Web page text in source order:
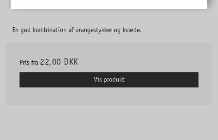
En god kombination af orangestykker og kvæde.
Pris fra 22,00 DKK
Vis produkt